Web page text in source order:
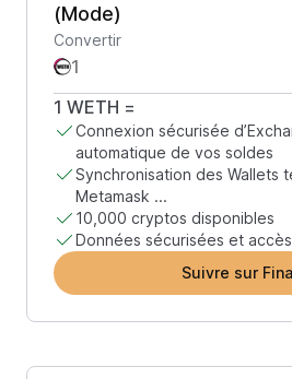
(Mode)
Convertir
1 WETH =
Connexion sécurisée
automatique de vos soldes
Synchronisation des Wallets
Metamask ...
10,000 cryptos disponibles
Données sécurisées et
Suivre sur